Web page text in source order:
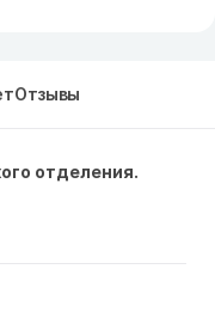
Отзывы
отделения.